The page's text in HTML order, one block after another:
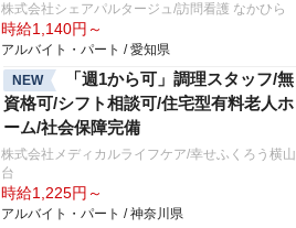
株式会社シェアパルタージュ/訪問看護 なかひら
時給1,140円～
アルバイト・パート / 愛知県
NEW
「週1から可」調理スタッフ/無
資格可/シフト相談可/住宅型有料老人ホ
ーム/社会保障完備
株式会社メディカルライフケア/幸せふくろう横山
台
時給1,225円～
アルバイト・パート / 神奈川県